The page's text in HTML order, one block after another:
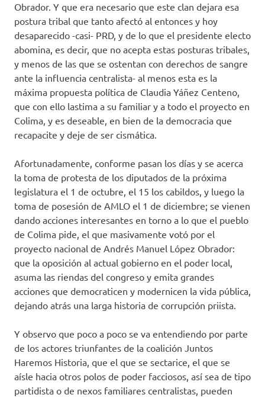
Obrador. Y que era necesario que este clan dejara esa
postura tribal que tanto afectó al entonces y hoy
desaparecido -casi- PRD, y de lo que el presidente electo
abomina, es decir, que no acepta estas posturas tribales,
y menos de las que se ostentan con derechos de sangre
ante la influencia centralista- al menos esta es la
máxima propuesta política de Claudia Yáñez Centeno,
que con ello lastima a su familiar y a todo el proyecto en
Colima, y es deseable, en bien de la democracia que
recapacite y deje de ser cismática.
Afortunadamente, conforme pasan los días y se acerca
la toma de protesta de los diputados de la próxima
legislatura el 1 de octubre, el 15 los cabildos, y luego la
toma de posesión de AMLO el 1 de diciembre; se vienen
dando acciones interesantes en torno a lo que el pueblo
de Colima pide, el que masivamente votó por el
proyecto nacional de Andrés Manuel López Obrador:
que la oposición al actual gobierno en el poder local,
asuma las riendas del congreso y emita grandes
acciones que democraticen y modernicen la vida pública,
dejando atrás una larga historia de corrupción priista.
Y observo que poco a poco se va entendiendo por parte
de los actores triunfantes de la coalición Juntos
Haremos Historia, que el que se sectarice, el que se
aísle hacia otros polos de poder facciosos, así sea de tipo
partidista o de nexos familiares centralistas, pueden